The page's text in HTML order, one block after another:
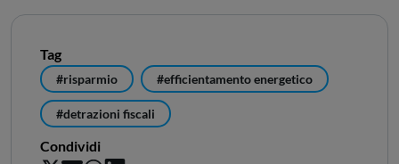
Tag
#risparmio #efficientamento energetico
#detrazioni fiscali
Condividi